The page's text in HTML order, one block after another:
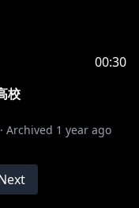
00:30
校
· Archived 1 year ago